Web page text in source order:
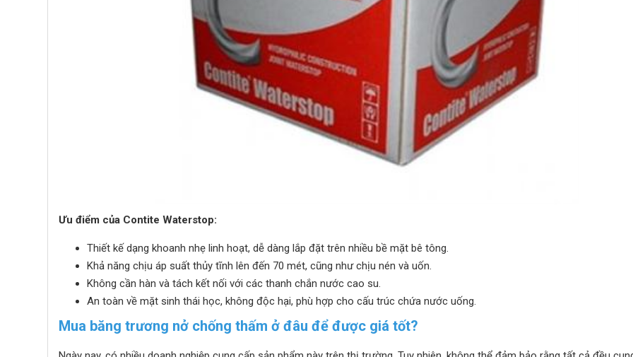
Ưu điểm của Contite Waterstop:
Thiết kế dạng khoanh nhẹ linh hoạt, dễ dàng lắp đặt trên nhiều bề mặt bê tông.
Khả năng chịu áp suất thủy tĩnh lên đến 70 mét, cũng như chịu nén và uốn.
Không cần hàn và tách kết nối với các thanh chắn nước cao su.
An toàn về mặt sinh thái học, không độc hại, phù hợp cho cấu trúc chứa nước uống.
Mua băng trương nở chống thấm ở đâu để được giá tốt?